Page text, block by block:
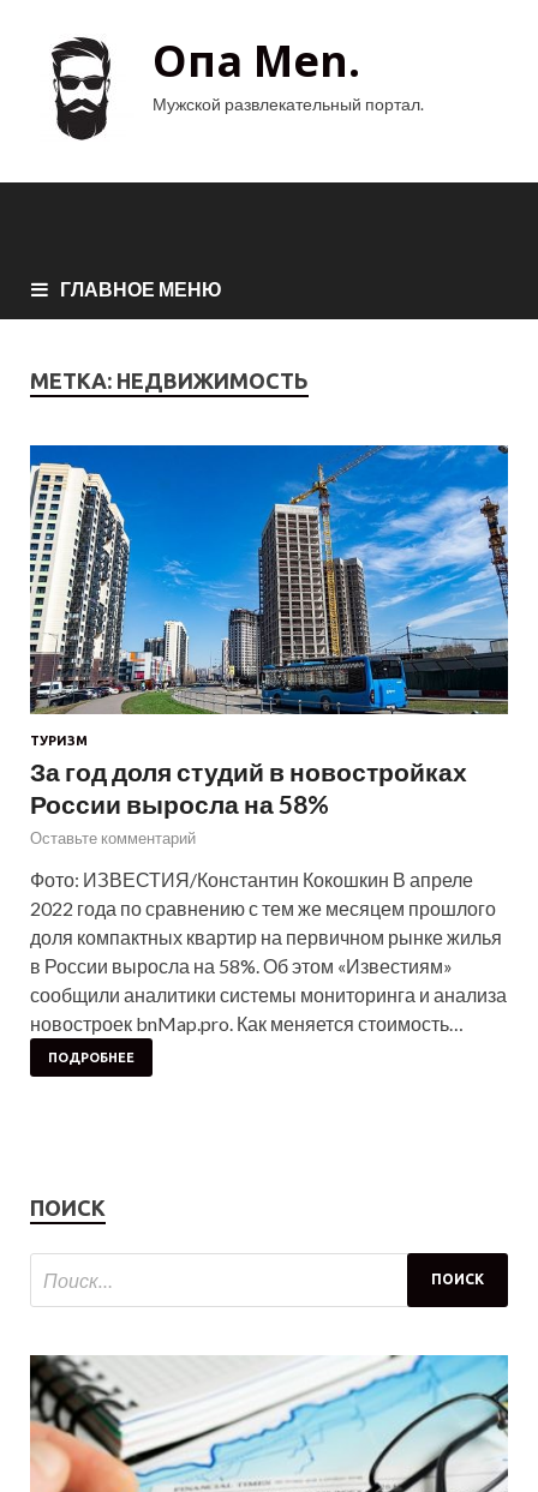
Опа Men.
Мужской развлекательный портал.
ГЛАВНОЕ МЕНЮ
МЕТКА: НЕДВИЖИМОСТЬ
ТУРИЗМ
За год доля студий в новостройках
России выросла на 58%
Оставьте комментарий
Фото: ИЗВЕСТИЯ/Константин Кокошкин В апреле
2022 года по сравнению с тем же месяцем прошлого
доля компактных квартир на первичном рынке жилья
в России выросла на 58%. Об этом «Известиям»
сообщили аналитики системы мониторинга и анализа
новостроек bnMap.pro. Как меняется стоимость…
ПОДРОБНЕЕ
ПОИСК